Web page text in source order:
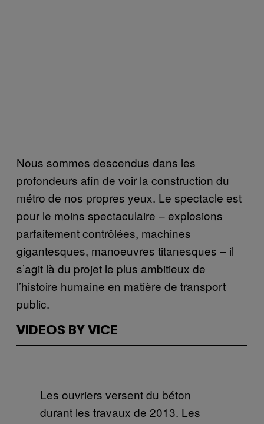
Nous sommes descendus dans les
profondeurs afin de voir la construction du
métro de nos propres yeux. Le spectacle est
pour le moins spectaculaire – explosions
parfaitement contrôlées, machines
gigantesques, manoeuvres titanesques – il
s’agit là du projet le plus ambitieux de
l’histoire humaine en matière de transport
public.
VIDEOS BY VICE
Les ouvriers versent du béton
durant les travaux de 2013. Les